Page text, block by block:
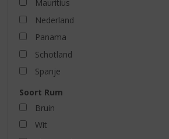
Mauritius
Nederland
Panama
Schotland
Spanje
Soort Rum
Bruin
Wit